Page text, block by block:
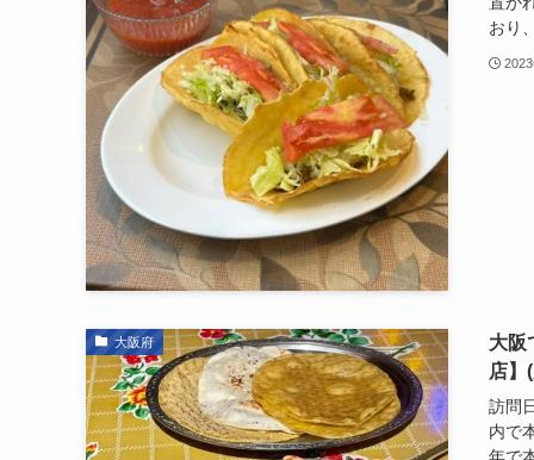
おり
大阪府
大阪
店】
訪問
内で